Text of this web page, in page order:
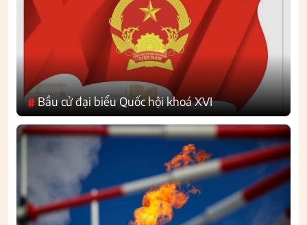
#Bầu cử đại biểu Quốc hội khoá XVI